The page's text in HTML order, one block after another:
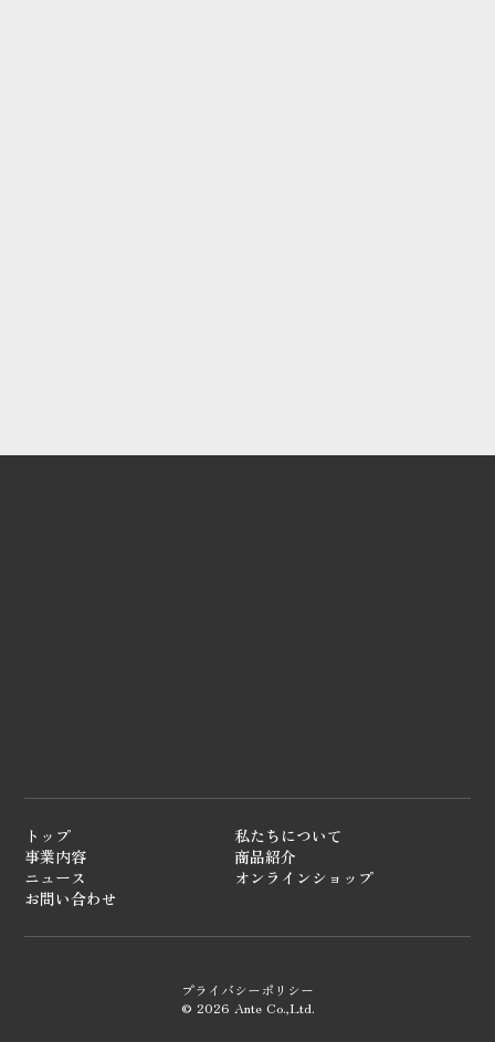
トップ
私たちについて
事業内容
商品紹介
ニュース
オンラインショップ
お問い合わせ
プライバシーポリシー
©︎ 2026 Ante Co.,Ltd.